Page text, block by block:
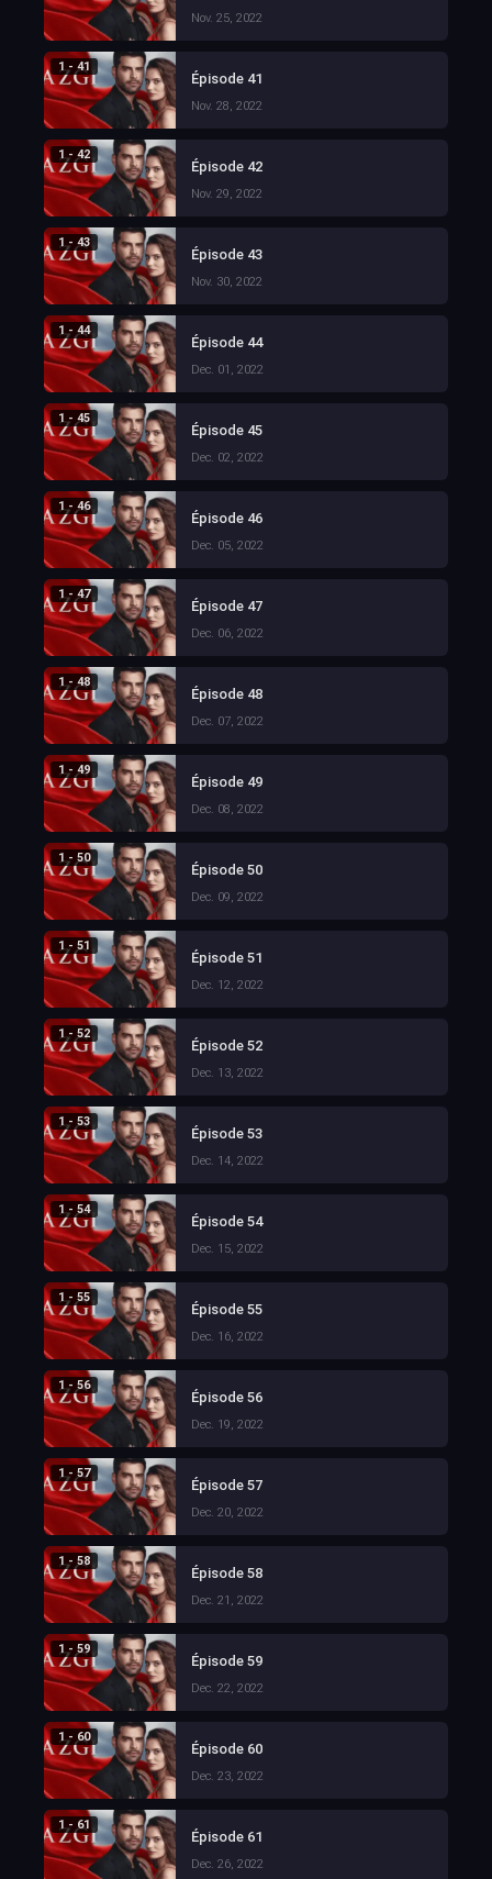
Nov. 25, 2022
1 - 41
Épisode 41
Nov. 28, 2022
1 - 42
Épisode 42
Nov. 29, 2022
1 - 43
Épisode 43
Nov. 30, 2022
1 - 44
Épisode 44
Dec. 01, 2022
1 - 45
Épisode 45
Dec. 02, 2022
1 - 46
Épisode 46
Dec. 05, 2022
1 - 47
Épisode 47
Dec. 06, 2022
1 - 48
Épisode 48
Dec. 07, 2022
1 - 49
Épisode 49
Dec. 08, 2022
1 - 50
Épisode 50
Dec. 09, 2022
1 - 51
Épisode 51
Dec. 12, 2022
1 - 52
Épisode 52
Dec. 13, 2022
1 - 53
Épisode 53
Dec. 14, 2022
1 - 54
Épisode 54
Dec. 15, 2022
1 - 55
Épisode 55
Dec. 16, 2022
1 - 56
Épisode 56
Dec. 19, 2022
1 - 57
Épisode 57
Dec. 20, 2022
1 - 58
Épisode 58
Dec. 21, 2022
1 - 59
Épisode 59
Dec. 22, 2022
1 - 60
Épisode 60
Dec. 23, 2022
1 - 61
Épisode 61
Dec. 26, 2022